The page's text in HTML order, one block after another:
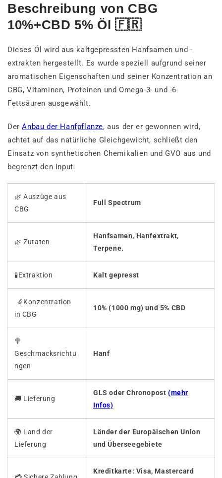
Beschreibung von CBG
10%+CBD 5% Öl 🇫🇷
Dieses Öl wird aus kaltgepressten Hanfsamen und -
extrakten hergestellt. Es wurde speziell aufgrund seiner
aromatischen Eigenschaften und seiner Konzentration an
CBG, Vitaminen, Proteinen und Omega-3- und -6-
Fettsäuren ausgewählt.
DerAnbau der Hanfpflanze, aus der er gewonnen wird,
achtet auf das natürliche Gleichgewicht, schließt den
Einsatz von synthetischen Chemikalien und GVO aus und
begrenzt den Input.
🌿 Auszüge aus
CBG
Full Spectrum
🌿 Zutaten
Hanfsamen, Hanfextrakt,
Terpene.
🧪Extraktion Kalt gepresst
🔬Konzentration
in CBG
10% (1000 mg) und 5% CBD
🍭
Geschmacksrichtu
ngen
Hanf
🚚 Lieferung
GLS oder Chronopost (mehr
Infos)
🌍 Land der
Lieferung
Länder der Europäischen Union
und Überseegebiete
Kreditkarte: Visa, Mastercard